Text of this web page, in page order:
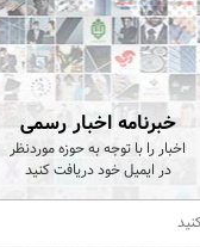
خبرنامه اخبار رسمی
اخبار را با توجه به حوزه موردنظر
در ایمیل خود دریافت کنید